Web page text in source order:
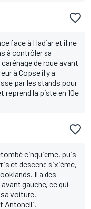
face à Hadjar et il ne
à contrôler sa
de roue avant
à Copse il y a
par les stands pour
reprend la piste en 10e
cinquième, puis
et descend sixième,
Il a des
gauche, ce qui
voiture.
Antonelli.